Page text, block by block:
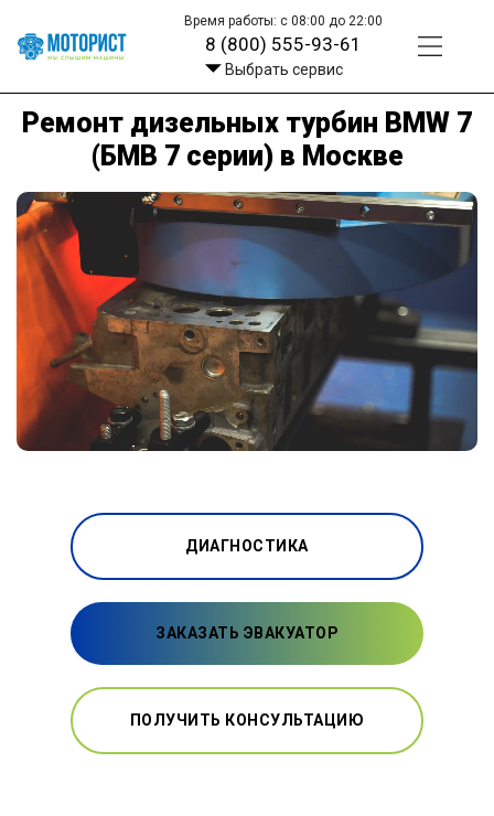
Время работы: с 08:00 до 22:00
8 (800) 555-93-61
Выбрать сервис
Ремонт дизельных турбин BMW 7
(БМВ 7 серии) в Москве
ДИАГНОСТИКА
ЗАКАЗАТЬ ЭВАКУАТОР
ПОЛУЧИТЬ КОНСУЛЬТАЦИЮ